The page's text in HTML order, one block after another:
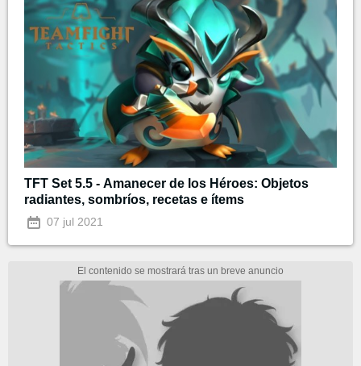
TFT Set 5.5 - Amanecer de los Héroes: Objetos
radiantes, sombríos, recetas e ítems
07 jul 2021